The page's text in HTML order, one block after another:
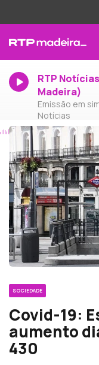
RTP
Madeira)
Emissão em
Notícias
SOCIEDADE
Covid-19:
aumento
430